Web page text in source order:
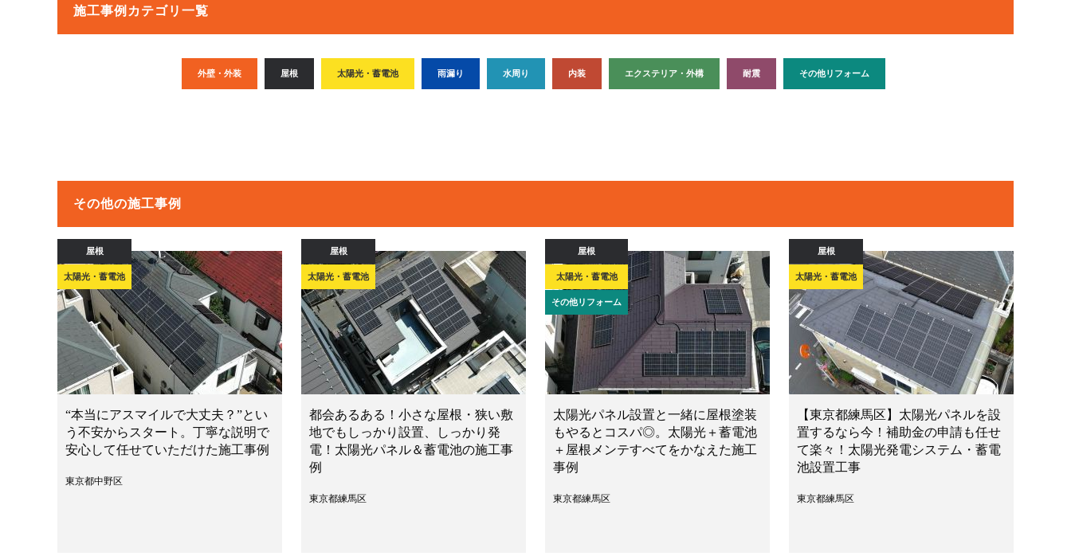
施工事例カテゴリ一覧
外壁・外装 屋根 太陽光・蓄電池 雨漏り 水周り 内装 エクステリア・外構 耐震 その他リフォーム
その他の施工事例
屋根
太陽光・蓄電池
“本当にアスマイルで大丈夫？”とい
う不安からスタート。丁寧な説明で
安心して任せていただけた施工事例
東京都中野区
屋根
太陽光・蓄電池
都会あるある！小さな屋根・狭い敷
地でもしっかり設置、しっかり発
電！太陽光パネル＆蓄電池の施工事
例
東京都練馬区
屋根
太陽光・蓄電池
その他リフォーム
太陽光パネル設置と一緒に屋根塗装
もやるとコスパ◎。太陽光＋蓄電池
＋屋根メンテすべてをかなえた施工
事例
東京都練馬区
屋根
太陽光・蓄電池
【東京都練馬区】太陽光パネルを設
置するなら今！補助金の申請も任せ
て楽々！太陽光発電システム・蓄電
池設置工事
東京都練馬区